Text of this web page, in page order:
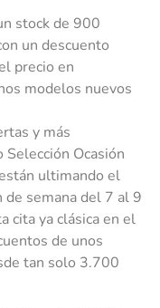
stock de 900
un descuento
precio en
modelos nuevos
y más
Ocasión
ultimando el
de semana del 7 al 9
cita ya clásica en el
de unos
tan solo 3.700